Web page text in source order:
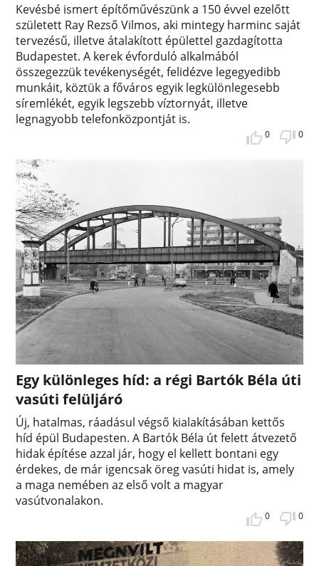
Kevésbé ismert építőművészünk a 150 évvel ezelőtt
született Ray Rezső Vilmos, aki mintegy harminc saját
tervezésű, illetve átalakított épülettel gazdagította
Budapestet. A kerek évforduló alkalmából
összegezzük tevékenységét, felidézve legegyedibb
munkáit, köztük a főváros egyik legkülönlegesebb
síremlékét, egyik legszebb víztornyát, illetve
legnagyobb telefonközpontját is.
0 0
Egy különleges híd: a régi Bartók Béla úti
vasúti felüljáró
Új, hatalmas, ráadásul végső kialakításában kettős
híd épül Budapesten. A Bartók Béla út felett átvezető
hidak építése azzal jár, hogy el kellett bontani egy
érdekes, de már igencsak öreg vasúti hidat is, amely
a maga nemében az első volt a magyar
vasútvonalakon.
0 0